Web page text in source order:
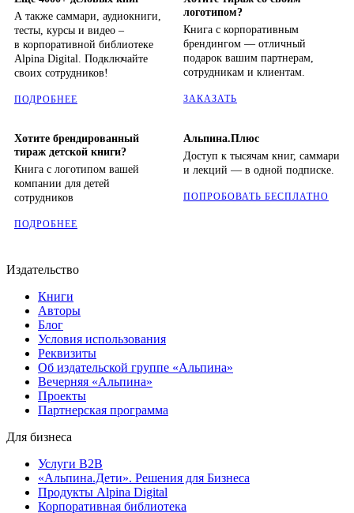
А также саммари, аудиокниги,
тесты, курсы и видео –
в корпоративной библиотеке
Alpina Digital. Подключайте
своих сотрудников!
ПОДРОБНЕЕ
логотипом?
Книга с корпоративным
брендингом — отличный
подарок вашим партнерам,
сотрудникам и клиентам.
ЗАКАЗАТЬ
Хотите брендированный
тираж детской книги?
Книга с логотипом вашей
компании для детей
сотрудников
ПОДРОБНЕЕ
Альпина.Плюс
Доступ к тысячам книг, саммари
и лекций — в одной подписке.
ПОПРОБОВАТЬ БЕСПЛАТНО
Издательство
Книги
Авторы
Блог
Условия использования
Реквизиты
Об издательской группе «Альпина»
Вечерняя «Альпина»
Проекты
Партнерская программа
Для бизнеса
Услуги B2B
«Альпина.Дети». Решения для Бизнеса
Продукты Alpina Digital
Корпоративная библиотека